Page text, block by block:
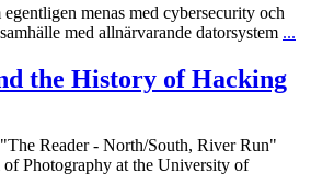
menas med cybersecurity och
med allnärvarande datorsystem ...
the History of Hacking
Reader - North/South, River Run"
Photography at the University of